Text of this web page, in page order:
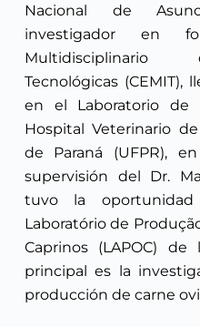
Nacional de
investigador en
Multidisciplinario
Tecnológicas (CEMIT),
en el Laboratorio de
Hospital Veterinario
de Paraná (UFPR),
supervisión del Dr.
tuvo la
Laboratório de
Caprinos (LAPOC)
principal es la
producción de carne